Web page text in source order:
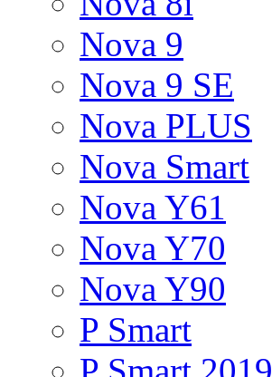
Nova 9
Nova 9 SE
Nova PLUS
Nova Smart
Nova Y61
Nova Y70
Nova Y90
P Smart